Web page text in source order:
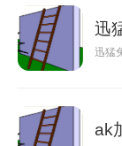
迅
迅猛
ak